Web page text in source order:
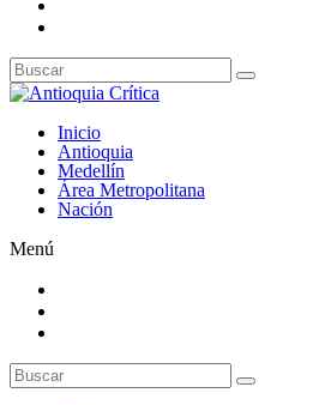
Inicio
Antioquia
Medellín
Área Metropolitana
Nación
Menú